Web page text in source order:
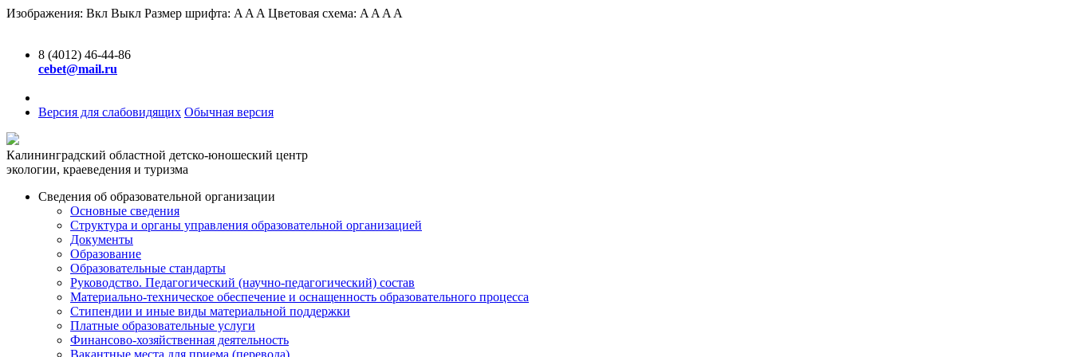
Изображения: Вкл Выкл Размер шрифта: A A A Цветовая схема: A A A A
8 (4012) 46-44-86
cebet@mail.ru
Версия для слабовидящих Обычная версия
Калининградский областной детско-юношеский центр
экологии, краеведения и туризма
Сведения об образовательной организации
Основные сведения
Структура и органы управления образовательной организацией
Документы
Образование
Образовательные стандарты
Руководство. Педагогический (научно-педагогический) состав
Материально-техническое обеспечение и оснащенность образовательного процесса
Стипендии и иные виды материальной поддержки
Платные образовательные услуги
Финансово-хозяйственная деятельность
Вакантные места для приема (перевода)